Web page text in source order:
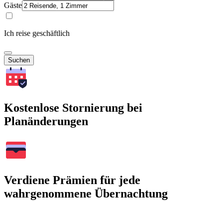
Gäste
Ich reise geschäftlich
Suchen
Kostenlose Stornierung bei
Planänderungen
Verdiene Prämien für jede
wahrgenommene Übernachtung